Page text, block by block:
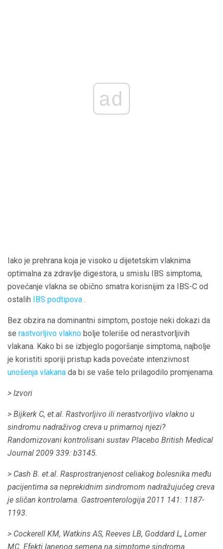
ad
Iako je prehrana koja je visoko u dijetetskim vlaknima
optimalna za zdravlje digestora, u smislu IBS simptoma,
povećanje vlakna se obično smatra korisnijim za IBS-C od
ostalih
IBS podtipova .
Bez obzira na dominantni simptom, postoje neki dokazi da
se rastvorljivo vlakno bolje toleriše od nerastvorljivih
vlakana. Kako bi se izbjeglo pogoršanje simptoma, najbolje
je koristiti sporiji pristup kada povećate intenzivnost
unošenja vlakana da bi se vaše telo prilagodilo promjenama.
> Izvori
> Bijkerk C, et.al. Rastvorljivo ili nerastvorljivo vlakno u
sindromu nadraživog creva u primarnoj njezi?
Randomizovani kontrolisani sustav Placebo British Medical
Journal 2009 339: b3145.
> Cash B. et.al. Rasprostranjenost celiakog bolesnika među
pacijentima sa neprekidnim sindromom nadražujućeg creva
je sličan kontrolama. Gastroenterologija 2011 141: 1187-
1193.
> Cockerell KM, Watkins AS, Reeves LB, Goddard L, Lomer
MC. Efekti lanenog semena na simptome sindroma